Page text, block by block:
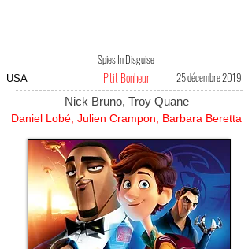
Spies In Disguise
USA P'tit Bonheur 25 décembre 2019
Nick Bruno, Troy Quane
Daniel Lobé, Julien Crampon, Barbara Beretta